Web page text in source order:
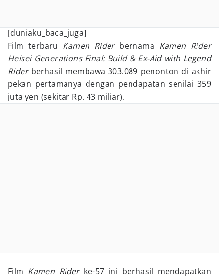
[duniaku_baca_juga]
Film terbaru Kamen Rider bernama Kamen Rider
Heisei Generations Final: Build & Ex-Aid with Legend
Riderberhasil membawa 303.089 penonton di akhir
pekan pertamanya dengan pendapatan senilai 359
juta yen (sekitar Rp. 43 miliar).
Film Kamen Rider ke-57 ini berhasil mendapatkan